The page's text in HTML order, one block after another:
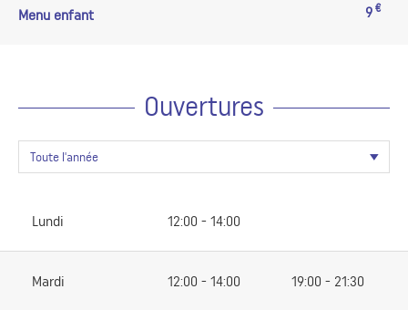
Menu enfant 9 €
Ouvertures
Lundi 12:00 - 14:00
Mardi 12:00 - 14:00 19:00 - 21:30